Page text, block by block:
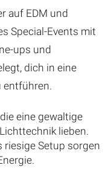
auf EDM und
Special-Events mit
ups und
dich in eine
entführen.
eine gewaltige
lieben.
riesige Setup sorgen